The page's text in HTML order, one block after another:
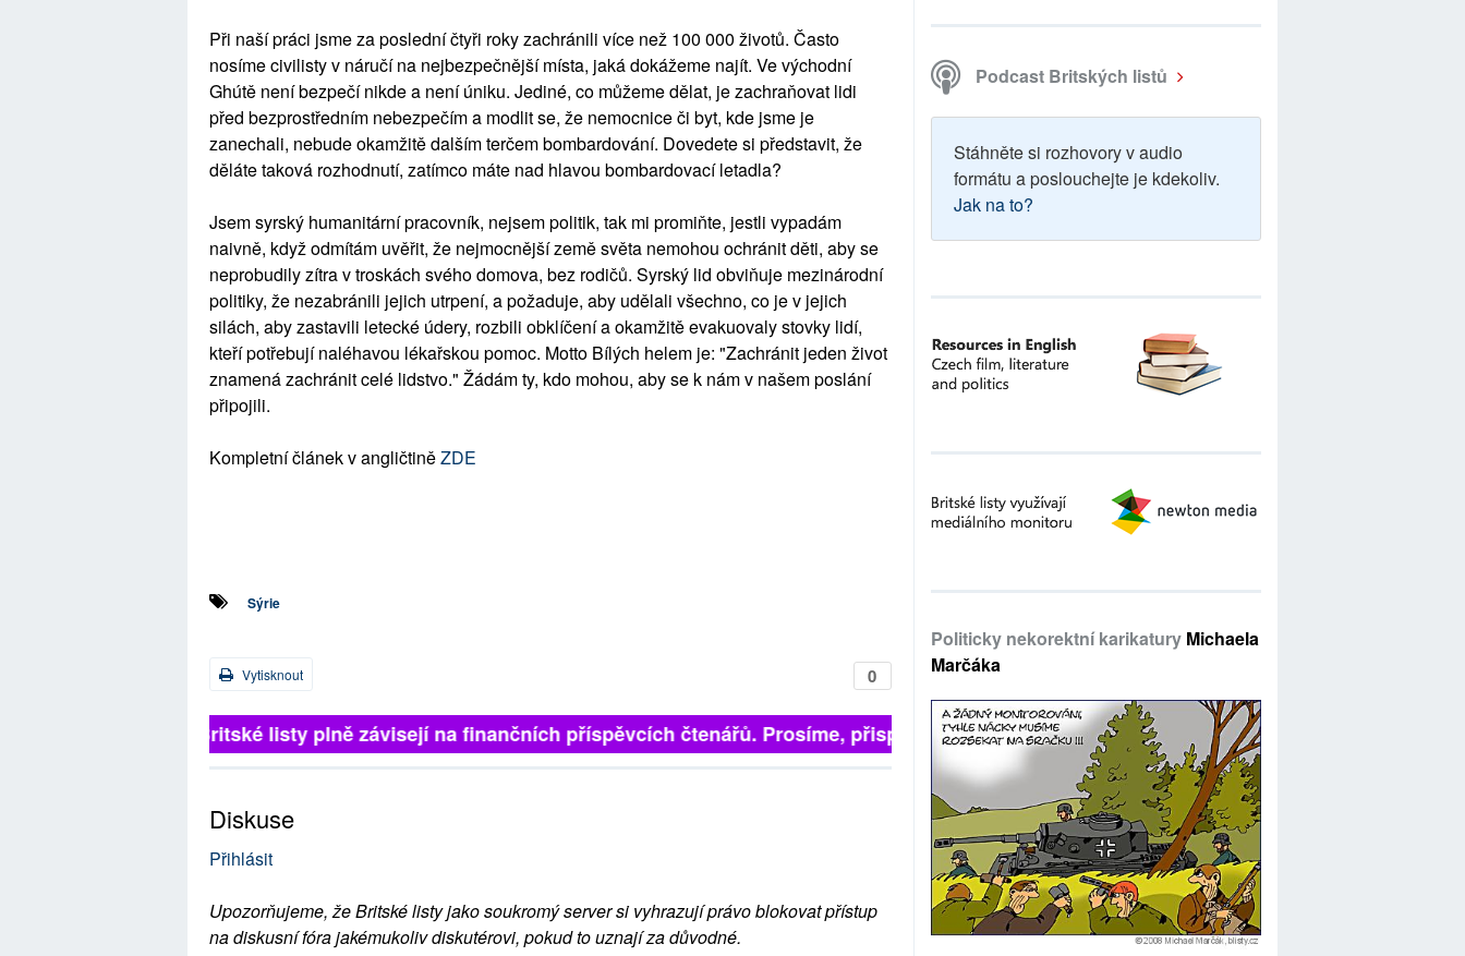
Při naší práci jsme za poslední čtyři roky zachránili více než 100 000 životů. Často
nosíme civilisty v náručí na nejbezpečnější místa, jaká dokážeme najít. Ve východní
Ghútě není bezpečí nikde a není úniku. Jediné, co můžeme dělat, je zachraňovat lidi
před bezprostředním nebezpečím a modlit se, že nemocnice či byt, kde jsme je
zanechali, nebude okamžitě dalším terčem bombardování. Dovedete si představit, že
děláte taková rozhodnutí, zatímco máte nad hlavou bombardovací letadla?
Jsem syrský humanitární pracovník, nejsem politik, tak mi promiňte, jestli vypadám
naivně, když odmítám uvěřit, že nejmocnější země světa nemohou ochránit děti, aby se
neprobudily zítra v troskách svého domova, bez rodičů. Syrský lid obviňuje mezinárodní
politiky, že nezabránili jejich utrpení, a požaduje, aby udělali všechno, co je v jejich
silách, aby zastavili letecké údery, rozbili obklíčení a okamžitě evakuovaly stovky lidí,
kteří potřebují naléhavou lékařskou pomoc. Motto Bílých helem je: "Zachránit jeden život
znamená zachránit celé lidstvo." Žádám ty, kdo mohou, aby se k nám v našem poslání
připojili.
Kompletní článek v angličtiněZDE
Sýrie
0
Vytisknout
Britské listy plně závisejí na finančních příspěvcích čtenářů. Prosíme, přispějte. ➥
Diskuse
Přihlásit
Upozorňujeme, že Britské listy jako soukromý server si vyhrazují právo blokovat přístup
na diskusní fóra jakémukoliv diskutérovi, pokud to uznají za důvodné.
Podcast Britských listů
Stáhněte si rozhovory v audio
formátu a poslouchejte je kdekoliv.
Jak na to?
Politicky nekorektní karikatury Michaela
Marčáka